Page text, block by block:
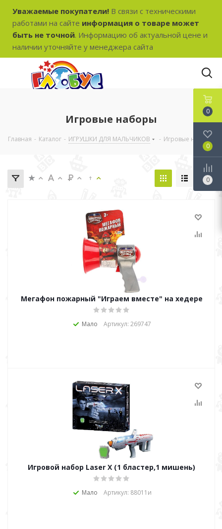
Уважаемые покупатели! В связи с техническими
работами на сайте информация о товаре может
быть не точной. Информацию об актуальной цене и
наличии уточняйте у менеджера сайта
Игровые наборы
Главная - Каталог - ИГРУШКИ ДЛЯ МАЛЬЧИКОВ - Игровые наборы
Мегафон пожарный "Играем вместе" на хедере
Мало Артикул: 269747
Игровой набор Laser X (1 бластер,1 мишень)
Мало Артикул: 88011и
0
0
0